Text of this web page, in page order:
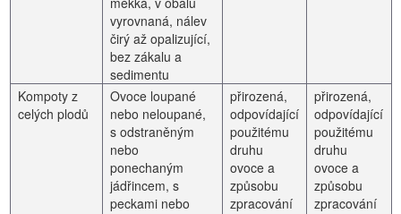
vyrovnaná, nálev
čirý až opalizující,
bez zákalu a
sedimentu
Kompoty z
celých plodů
Ovoce loupané
nebo neloupané,
s odstraněným
nebo
ponechaným
jádřincem, s
peckami nebo
přirozená,
odpovídající
použitému
druhu
ovoce a
způsobu
zpracování
přirozená,
odpovídající
použitému
druhu
ovoce a
způsobu
zpracování